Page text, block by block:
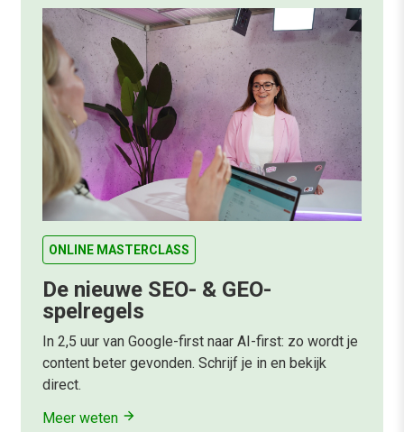
ONLINE MASTERCLASS
De nieuwe SEO- & GEO-
spelregels
In 2,5 uur van Google-first naar AI-first: zo wordt je
content beter gevonden. Schrijf je in en bekijk
direct.
Meer weten